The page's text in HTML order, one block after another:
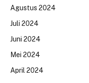
Agustus 2024
Juli 2024
Juni 2024
Mei 2024
April 2024